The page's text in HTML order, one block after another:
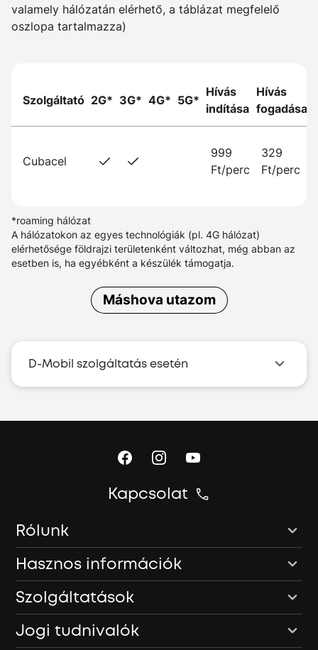
valamely hálózatán elérhető, a táblázat megfelelő
oszlopa tartalmazza)
Szolgáltató 2G* 3G* 4G* 5G*
Hívás
indítása
Hívás
fogadása
Cubacel
999
Ft/perc
329
Ft/perc
*roaming hálózat
A hálózatokon az egyes technológiák (pl. 4G hálózat)
elérhetősége földrajzi területenként változhat, még abban az
esetben is, ha egyébként a készülék támogatja.
Máshova utazom
D-Mobil szolgáltatás esetén
Kapcsolat
Rólunk
Hasznos információk
Szolgáltatások
Jogi tudnivalók